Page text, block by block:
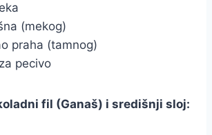
(mekog)
praha (tamnog)
pecivo
fil (Ganaš) i središnji sloj: